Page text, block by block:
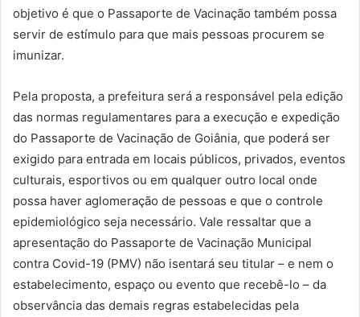
objetivo é que o Passaporte de Vacinação também possa
servir de estímulo para que mais pessoas procurem se
imunizar.
Pela proposta, a prefeitura será a responsável pela edição
das normas regulamentares para a execução e expedição
do Passaporte de Vacinação de Goiânia, que poderá ser
exigido para entrada em locais públicos, privados, eventos
culturais, esportivos ou em qualquer outro local onde
possa haver aglomeração de pessoas e que o controle
epidemiológico seja necessário. Vale ressaltar que a
apresentação do Passaporte de Vacinação Municipal
contra Covid-19 (PMV) não isentará seu titular – e nem o
estabelecimento, espaço ou evento que recebê-lo – da
observância das demais regras estabelecidas pela